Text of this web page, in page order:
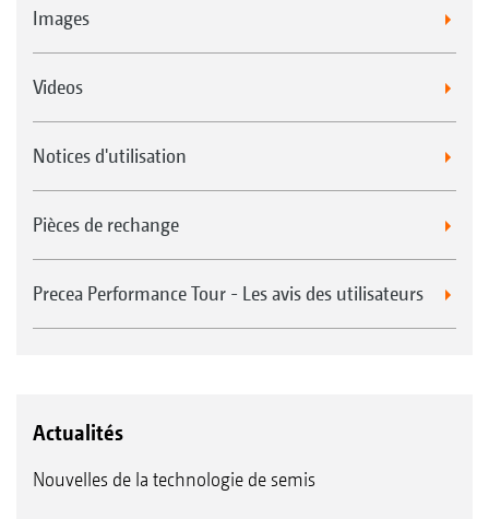
Images
Videos
Notices d'utilisation
Pièces de rechange
Precea Performance Tour - Les avis des utilisateurs
Actualités
Nouvelles de la technologie de semis